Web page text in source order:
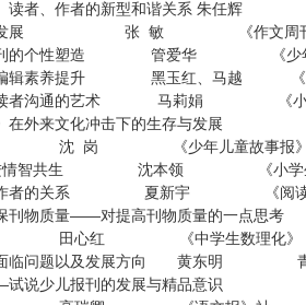
、读者、作者的新型和谐关系 朱任
刊的发展 张 敏 《作文
报刊的个性塑造 管爱华 《
纸编辑素养提升 黑玉红、马越
小读者沟通的艺术 马莉娟 《
在外来文化冲击下的生存与发展
少年儿童故事报
促进情智共生 沈本领 《小学
辑与作者的关系 夏新宇 《
刊物质量——对提高刊物质量的一点思考
中学生数理化》（初
面临问题以及发展方向 黄东明 青
说少儿报刊的发展与精品意识